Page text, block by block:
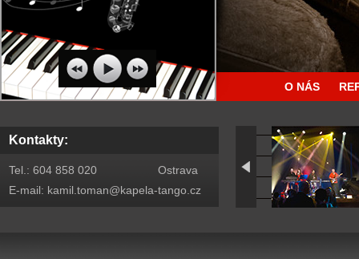
O NÁS
Kontakty:
Tel.: 604 858 020 Ostrava
E-mail: kamil.toman@kapela-tango.cz